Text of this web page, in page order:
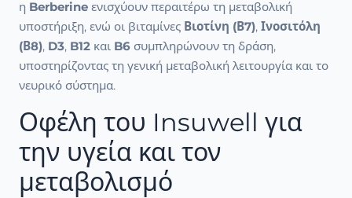
η Berberine ενισχύουν περαιτέρω τη μεταβολική
υποστήριξη, ενώ οι βιταμίνες Βιοτίνη (Β7), Ινοσιτόλη
(Β8), D3, B12 και B6 συμπληρώνουν τη δράση,
υποστηρίζοντας τη γενική μεταβολική λειτουργία και το
νευρικό σύστημα.
Οφέλη του Insuwell για
την υγεία και τον
μεταβολισμό